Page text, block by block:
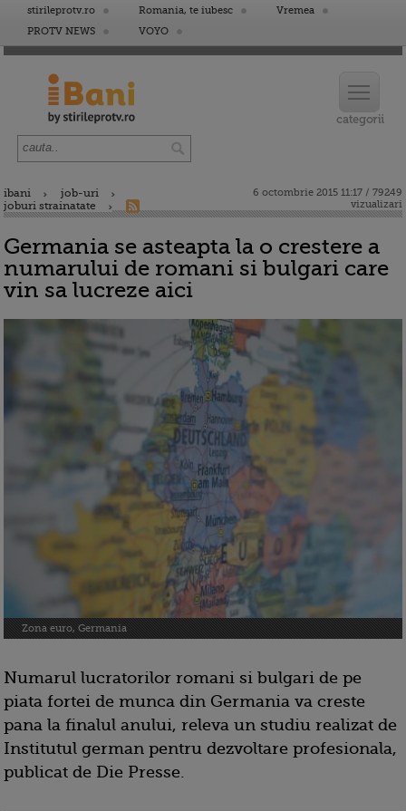
stirileprotv.ro Romania, te iubesc
Vremea
PROTV NEWS
VOYO
ibani
job-uri
joburi strainatate
6 octombrie 2015 11:17 / 79249
vizualizari
Germania se asteapta la o crestere a
numarului de romani si bulgari care
vin sa lucreze aici
Zona euro, Germania
Numarul lucratorilor romani si bulgari de pe
piata fortei de munca din Germania va creste
pana la finalul anului, releva un studiu realizat de
Institutul german pentru dezvoltare profesionala,
publicat de Die Presse.